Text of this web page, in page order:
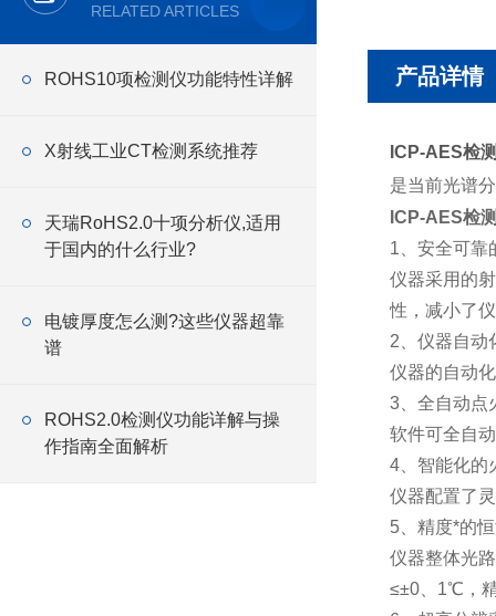
RELATED ARTICLES
ROHS10项检测仪功能特性详解
X射线工业CT检测系统推荐
天瑞RoHS2.0十项分析仪,适用
于国内的什么行业?
电镀厚度怎么测?这些仪器超靠
谱
ROHS2.0检测仪功能详解与操
作指南全面解析
产品详情
ICP-AES检
是当前光谱
ICP-AES检
1、安全可靠
仪器采用的
性，减小了
2、仪器自动
仪器的自动
3、全自动点
软件可全自
4、智能化的
仪器配置了
5、精度*的
仪器整体光
≤±0、1℃，